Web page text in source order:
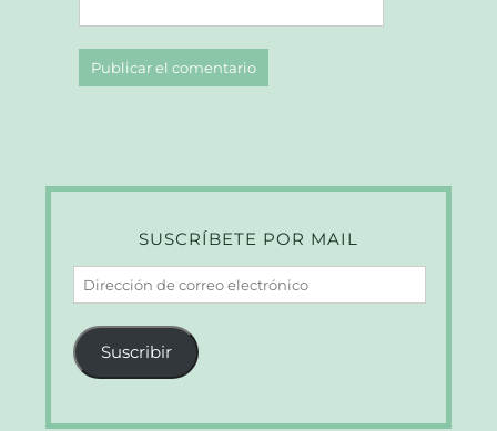
SUSCRÍBETE POR MAIL
Dirección
de
correo
electrónico
Suscribir